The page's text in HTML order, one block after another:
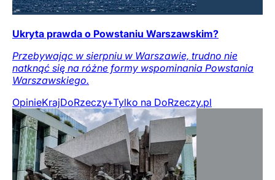
Ukryta prawda o Powstaniu Warszawskim?
Przebywając w sierpniu w Warszawie, trudno nie
natknąć się na różne formy wspominania Powstania
Warszawskiego.
OpinieKrajDoRzeczy+Tylko na DoRzeczy.pl